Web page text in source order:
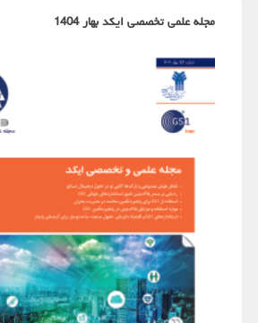
مجله علمی تخصصی ایکد بهار 1404